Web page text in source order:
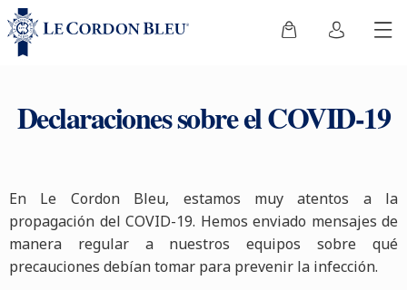
Declaraciones sobre el COVID-19
En Le Cordon Bleu, estamos muy atentos a la
propagación del COVID-19. Hemos enviado mensajes de
manera regular a nuestros equipos sobre qué
precauciones debían tomar para prevenir la infección.